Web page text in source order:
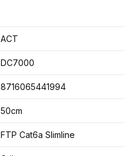
ACT
DC7000
8716065441994
50cm
FTP Cat6a Slimline